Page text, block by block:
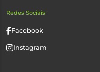
Redes Sociais
Facebook
Instagram